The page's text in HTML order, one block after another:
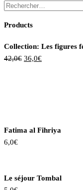
Rechercher :
Products
Collection: Les figures
42,0€ Le
36,0€Le
Fatima al Fihriya
6,0€
Le séjour Tombal